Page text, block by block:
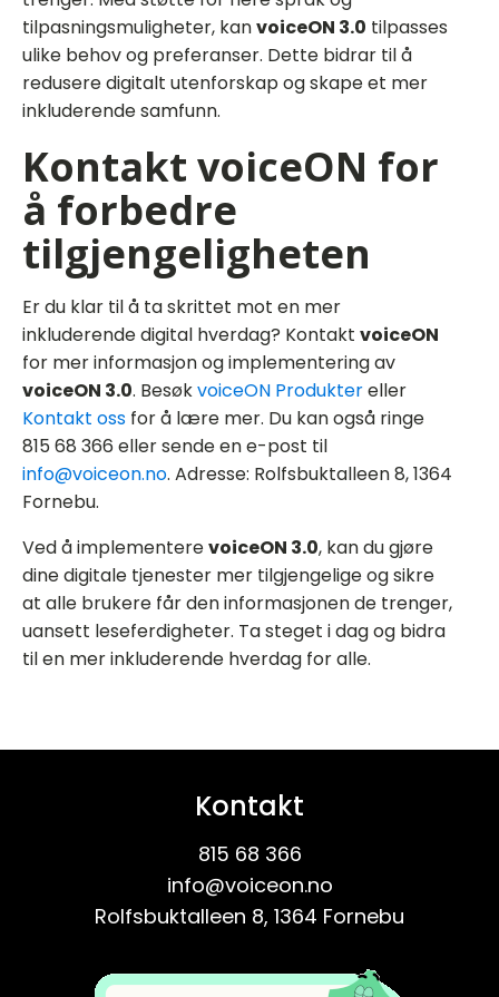
tilpasningsmuligheter, kanvoiceON 3.0 tilpasses
ulike behov og preferanser. Dette bidrar til å
redusere digitalt utenforskap og skape et mer
inkluderende samfunn.
Kontakt voiceON for
å forbedre
tilgjengeligheten
Er du klar til å ta skrittet mot en mer
inkluderende digital hverdag? Kontakt voiceON
for mer informasjon og implementering av
voiceON 3.0. BesøkvoiceON Produktereller
Kontakt oss for å lære mer. Du kan også ringe
815 68 366 eller sende en e-post til
info@voiceon.no. Adresse: Rolfsbuktalleen 8, 1364
Fornebu.
Ved å implementerevoiceON 3.0, kan du gjøre
dine digitale tjenester mer tilgjengelige og sikre
at alle brukere får den informasjonen de trenger,
uansett leseferdigheter. Ta steget i dag og bidra
til en mer inkluderende hverdag for alle.
Kontakt
815 68 366
info@voiceon.no
Rolfsbuktalleen 8, 1364 Fornebu